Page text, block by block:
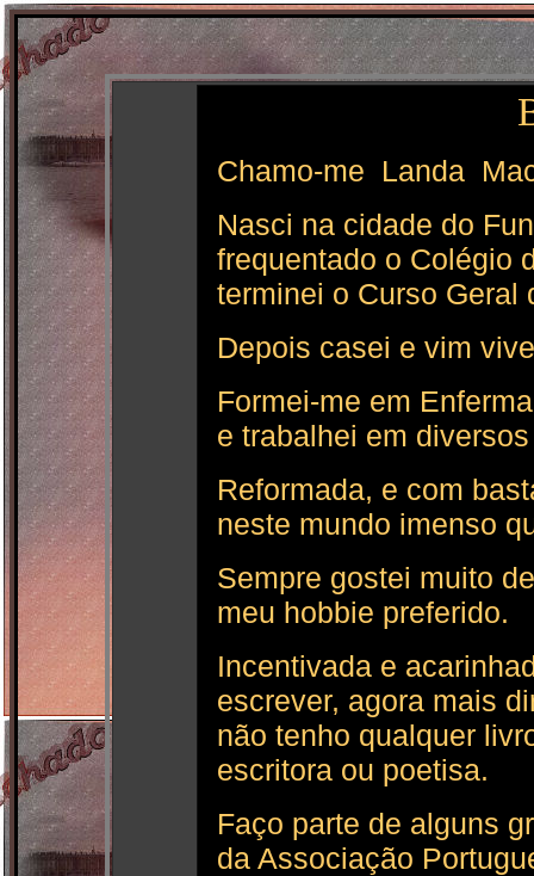
Chamo-me Landa
Nasci na cidade do
frequentado o Colégio
terminei o Curso Geral
Depois casei e vim
Formei-me em
e trabalhei em
Reformada, e com
neste mundo imenso
Sempre gostei muito
meu hobbie preferido.
Incentivada e
escrever, agora mais
não tenho qualquer
escritora ou poetisa.
Faço parte de alguns
da Associação